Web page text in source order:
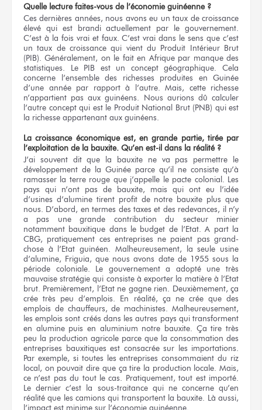
Quelle lecture faites-vous de l’économie guinéenne ?
Ces dernières années, nous avons eu un taux de croissance
élevé qui est brandi actuellement par le gouvernement.
C’est à la fois vrai et faux. C’est vrai dans le sens que c’est
un taux de croissance qui vient du Produit Intérieur Brut
(PIB). Généralement, on le fait en Afrique par manque des
statistiques. Le PIB est un concept géographique. Cela
concerne l’ensemble des richesses produites en Guinée
d’une année par rapport à l’autre. Mais, cette richesse
n’appartient pas aux guinéens. Nous aurions dû calculer
l’autre concept qui est le Produit National Brut (PNB) qui est
la richesse appartenant aux guinéens.
La croissance économique est, en grande partie, tirée par
l’exploitation de la bauxite. Qu’en est-il dans la réalité ?
J’ai souvent dit que la bauxite ne va pas permettre le
développement de la Guinée parce qu’il ne consiste qu’à
ramasser la terre rouge que j’appelle le pacte colonial. Les
pays qui n’ont pas de bauxite, mais qui ont eu l’idée
d’usines d’alumine tirent profit de notre bauxite plus que
nous. D’abord, en termes des taxes et des redevances, il n’y
a pas une grande contribution du secteur minier
notamment bauxitique dans le budget de l’Etat. A part la
CBG, pratiquement ces entreprises ne paient pas grand-
chose à l’Etat guinéen. Malheureusement, la seule usine
d’alumine, Friguia, que nous avons date de 1955 sous la
période coloniale. Le gouvernement a adopté une très
mauvaise stratégie qui consiste à exporter la matière à l’Etat
brut. Premièrement, l’Etat ne gagne rien. Deuxièmement, ça
crée très peu d’emplois. En réalité, ça ne crée que des
emplois de chauffeurs, de machinistes. Malheureusement,
les emplois sont créés dans les autres pays qui transforment
en alumine puis en aluminium notre bauxite. Ça tire très
peu la production agricole parce que la consommation des
entreprises bauxitiques est consacrée sur les importations.
Par exemple, si toutes les entreprises consommaient du riz
local, on pouvait dire que ça tire la production locale. Mais,
ce n’est pas du tout le cas. Pratiquement, tout est importé.
Le dernier c’est la sous-traitance qui ne concerne qu’en
réalité que les camions qui transportent la bauxite. Là aussi,
l’impact est minime sur l’économie guinéenne.